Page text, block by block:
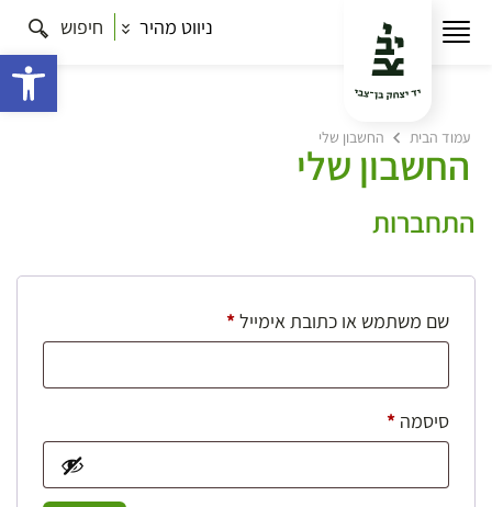
ניווט מהיר חיפוש
עמוד הבית החשבון שלי
החשבון שלי
התחברות
שם משתמש או כתובת אימייל*חובה
סיסמה *חובה